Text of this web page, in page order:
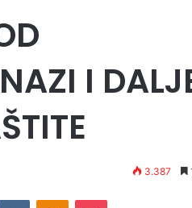
I
3.387
VKontakteOdnoklassniki
Pocket